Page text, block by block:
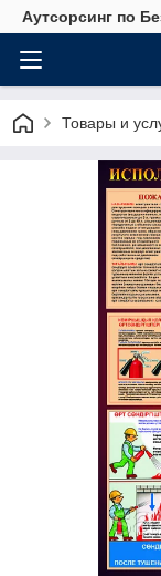
Аутсорсинг по
Товары и